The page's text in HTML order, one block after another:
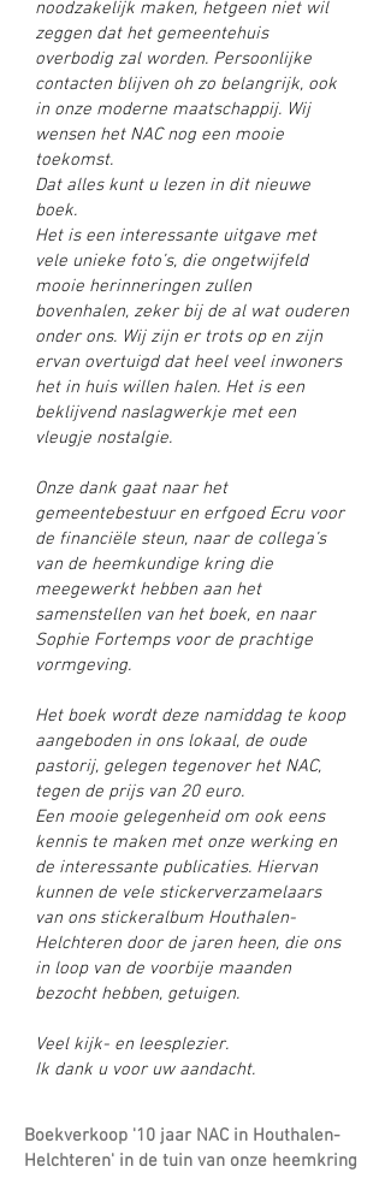
noodzakelijk maken, hetgeen niet wil
zeggen dat het gemeentehuis
overbodig zal worden. Persoonlijke
contacten blijven oh zo belangrijk, ook
in onze moderne maatschappij. Wij
wensen het NAC nog een mooie
toekomst.
Dat alles kunt u lezen in dit nieuwe
boek.
Het is een interessante uitgave met
vele unieke foto’s, die ongetwijfeld
mooie herinneringen zullen
bovenhalen, zeker bij de al wat ouderen
onder ons. Wij zijn er trots op en zijn
ervan overtuigd dat heel veel inwoners
het in huis willen halen. Het is een
beklijvend naslagwerkje met een
vleugje nostalgie.
Onze dank gaat naar het
gemeentebestuur en erfgoed Ecru voor
de financiële steun, naar de collega’s
van de heemkundige kring die
meegewerkt hebben aan het
samenstellen van het boek, en naar
Sophie Fortemps voor de prachtige
vormgeving.
Het boek wordt deze namiddag te koop
aangeboden in ons lokaal, de oude
pastorij, gelegen tegenover het NAC,
tegen de prijs van 20 euro.
Een mooie gelegenheid om ook eens
kennis te maken met onze werking en
de interessante publicaties. Hiervan
kunnen de vele stickerverzamelaars
van ons stickeralbum Houthalen-
Helchteren door de jaren heen, die ons
in loop van de voorbije maanden
bezocht hebben, getuigen.
Veel kijk- en leesplezier.
Ik dank u voor uw aandacht.
Boekverkoop '10 jaar NAC in Houthalen-
Helchteren' in de tuin van onze heemkring